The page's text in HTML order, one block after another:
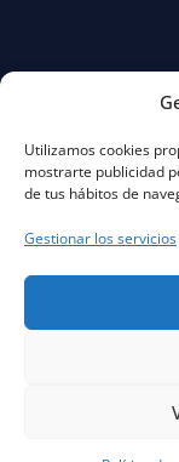
Utilizamos cookies
mostrarte publicidad
de tus hábitos de
Gestionar los servicios